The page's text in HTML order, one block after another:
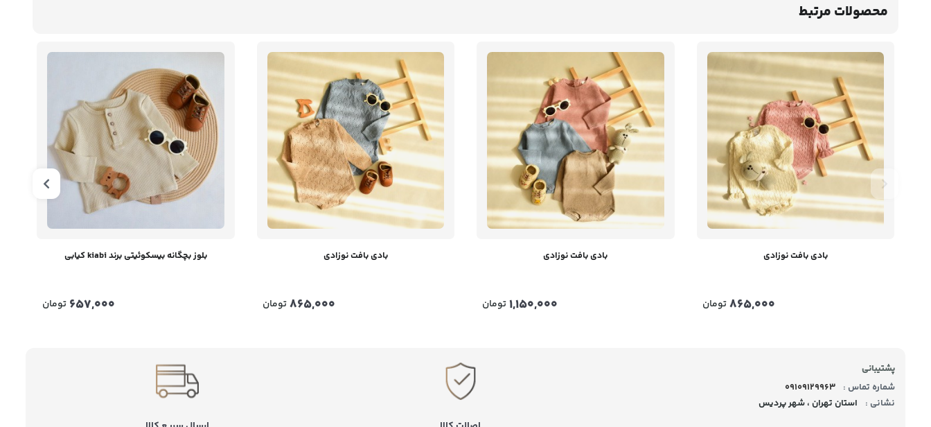
محصولات مرتبط
بادی بافت نوزادی
865,000 تومان
بادی بافت نوزادی
1,150,000تومان
بادی بافت نوزادی
865,000 تومان
بلوز بچگانه بيسکوئيتی برند kiabi کیابی
657,000 تومان
پشتیبانی
شماره تماس :
09109129963
نشانی :
استان تهران ، شهر پردیس